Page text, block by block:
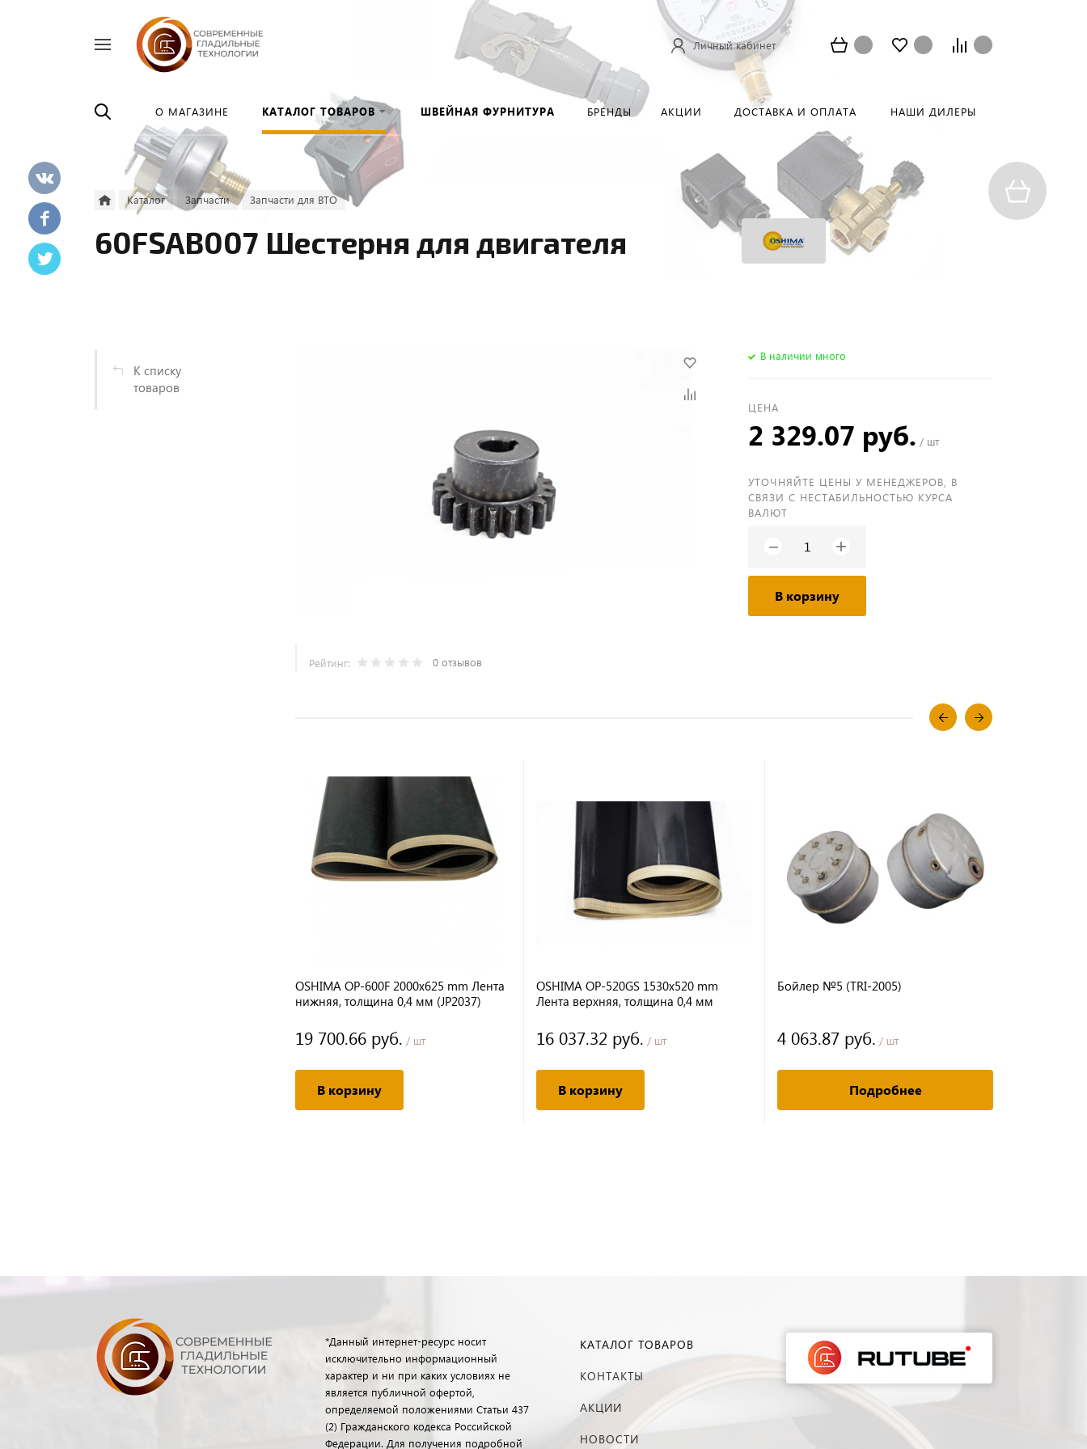
Личный кабинет
О МАГАЗИНЕ КАТАЛОГ ТОВАРОВ ШВЕЙНАЯ ФУРНИТУРА БРЕНДЫ АКЦИИ ДОСТАВКА И ОПЛАТА НАШИ ДИЛЕРЫ
Каталог Запчасти Запчасти для ВТО
60FSAB007 Шестерня для двигателя
К списку
товаров
Рейтинг: 0 отзывов
В наличии много
ЦЕНА
2 329.07 руб. / шт
УТОЧНЯЙТЕ ЦЕНЫ У МЕНЕДЖЕРОВ, В
СВЯЗИ С НЕСТАБИЛЬНОСТЬЮ КУРСА
ВАЛЮТ
− +
В корзину
OSHIMA OP-600F 2000х625 mm Лента
нижняя, толщина 0,4 мм (JP2037)
19 700.66 руб. / шт
В корзину
OSHIMA OP-520GS 1530х520 mm
Лента верхняя, толщина 0,4 мм
16 037.32 руб. / шт
В корзину
Бойлер №5 (TRI-2005)
4 063.87 руб. / шт
Подробнее
*Данный интернет-ресурс носит
исключительно информационный
характер и ни при каких условиях не
является публичной офертой,
определяемой положениями Статьи 437
(2) Гражданского кодекса Российской
Федерации. Для получения подробной
КАТАЛОГ ТОВАРОВ
КОНТАКТЫ
АКЦИИ
НОВОСТИ